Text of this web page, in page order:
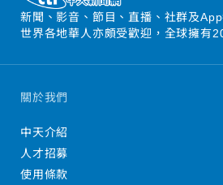
新聞、影音、節目、直播、社群及
世界各地華人亦頗受歡迎，全球擁有
關於我們
中天介紹
人才招募
使用條款